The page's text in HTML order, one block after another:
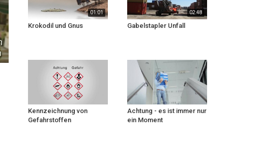
01:01
Krokodil und Gnus
02:48
Gabelstapler Unfall
Kennzeichnung von
Gefahrstoffen
Achtung - es ist immer nur
ein Moment